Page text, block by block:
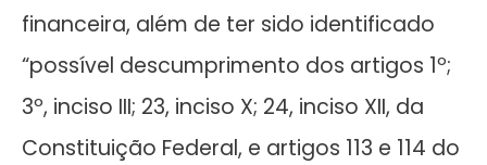
financeira, além de ter sido identificado
“possível descumprimento dos artigos 1º;
3º, inciso III; 23, inciso X; 24, inciso XII, da
Constituição Federal, e artigos 113 e 114 do